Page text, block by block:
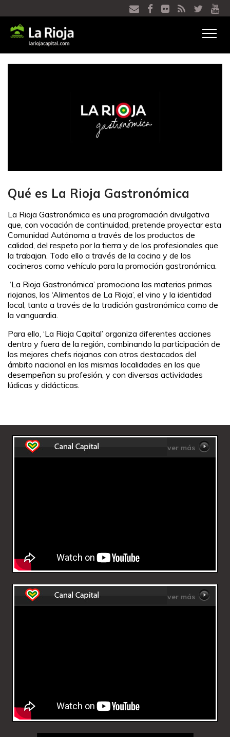
Ver
menú
Qué es La Rioja Gastronómica
La Rioja Gastronómica es una programación divulgativa
que, con vocación de continuidad, pretende proyectar esta
Comunidad Autónoma a través de los productos de
calidad, del respeto por la tierra y de los profesionales que
la trabajan. Todo ello a través de la cocina y de los
cocineros como vehículo para la promoción gastronómica.
‘La Rioja Gastronómica’ promociona las materias primas
riojanas, los ‘Alimentos de La Rioja’, el vino y la identidad
local, tanto a través de la tradición gastronómica como de
la vanguardia.
Para ello, ‘La Rioja Capital’ organiza diferentes acciones
dentro y fuera de la región, combinando la participación de
los mejores chefs riojanos con otros destacados del
ámbito nacional en las mismas localidades en las que
desempeñan su profesión, y con diversas actividades
lúdicas y didácticas.
ver más
ver más